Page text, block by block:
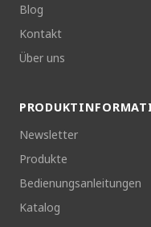
Häufige Fragen
Händlerverzeichnis
Versandkosten
Blog
Kontakt